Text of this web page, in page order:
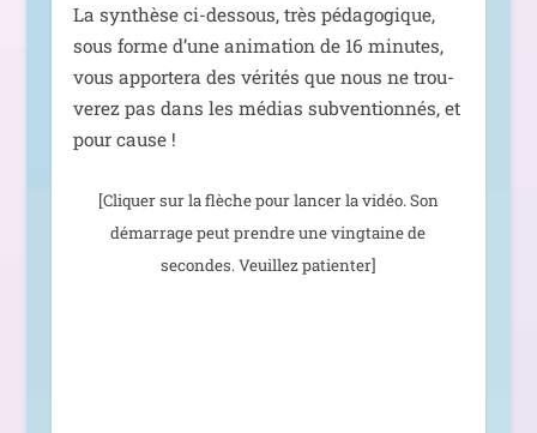
La syn­thèse ci-des­sous, très péda­go­gique,
sous forme d’une ani­ma­tion de 16 minutes,
vous appor­te­ra des véri­tés que nous ne trou­
ve­rez pas dans les médias sub­ven­tion­nés, et
pour cause !
[Cliquer sur la flèche pour lan­cer la vidéo. Son
démar­rage peut prendre une ving­taine de
secondes. Veuillez patienter]